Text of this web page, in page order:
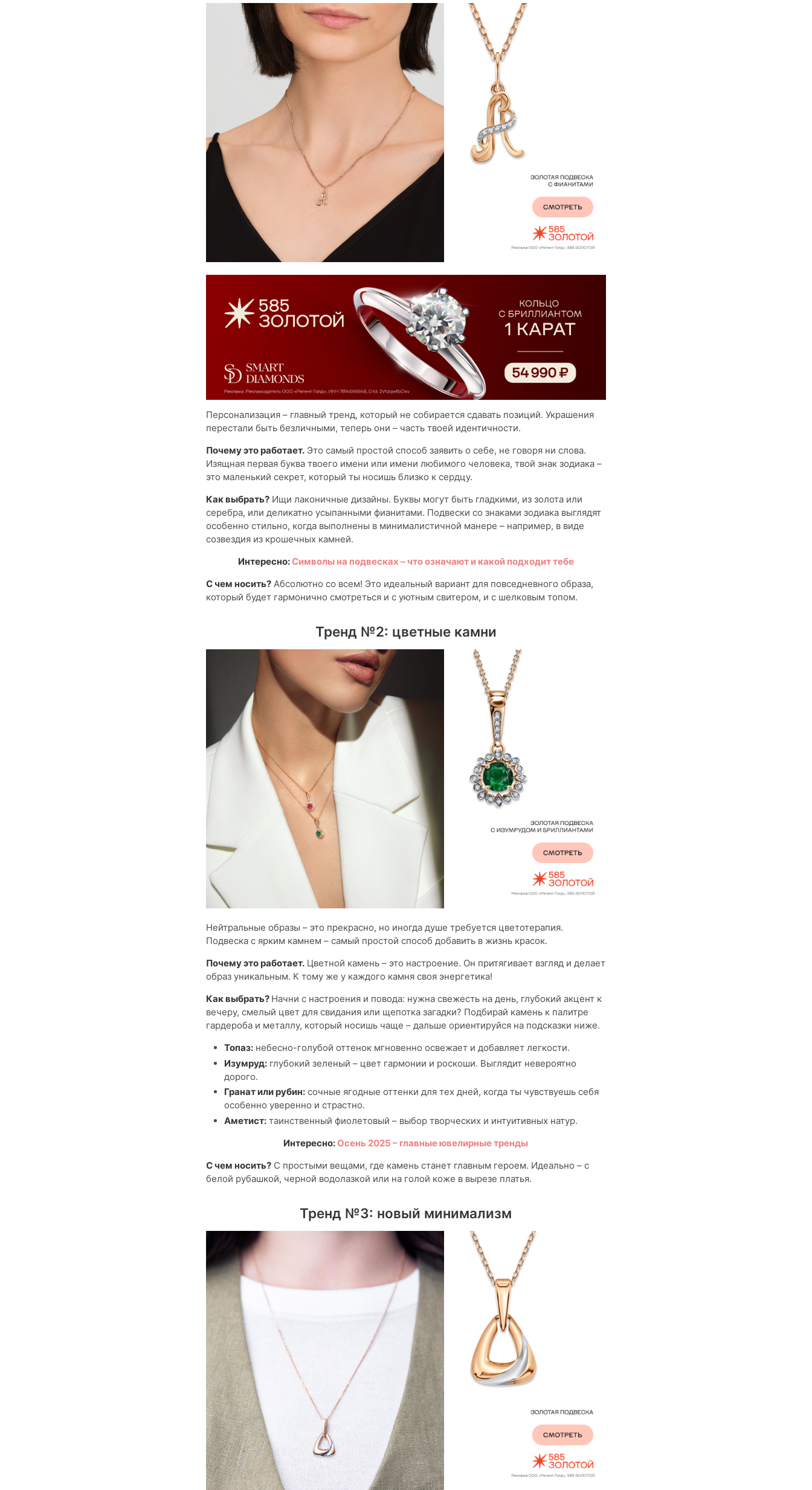
Персонализация – главный тренд, который не собирается сдавать позиций. Украшения
перестали быть безличными, теперь они – часть твоей идентичности.
Почему это работает.Это самый простой способ заявить о себе, не говоря ни слова.
Изящная первая буква твоего имени или имени любимого человека, твой знак зодиака –
это маленький секрет, который ты носишь близко к сердцу.
Как выбрать?Ищи лаконичные дизайны. Буквы могут быть гладкими, из золота или
серебра, или деликатно усыпанными фианитами. Подвески со знаками зодиака выглядят
особенно стильно, когда выполнены в минималистичной манере – например, в виде
созвездия из крошечных камней.
Интересно:Символы на подвесках – что означают и какой подходит тебе
С чем носить?Абсолютно со всем! Это идеальный вариант для повседневного образа,
который будет гармонично смотреться и с уютным свитером, и с шелковым топом.
Тренд №2: цветные камни
Нейтральные образы – это прекрасно, но иногда душе требуется цветотерапия.
Подвеска с ярким камнем – самый простой способ добавить в жизнь красок.
Почему это работает.Цветной камень – это настроение. Он притягивает взгляд и делает
образ уникальным. К тому же у каждого камня своя энергетика!
Как выбрать? Начни с настроения и повода: нужна свежесть на день, глубокий акцент к
вечеру, смелый цвет для свидания или щепотка загадки? Подбирай камень к палитре
гардероба и металлу, который носишь чаще – дальше ориентируйся на подсказки ниже.
Топаз:небесно-голубой оттенок мгновенно освежает и добавляет легкости.
Изумруд:глубокий зеленый – цвет гармонии и роскоши. Выглядит невероятно
дорого.
Гранат или рубин:сочные ягодные оттенки для тех дней, когда ты чувствуешь себя
особенно уверенно и страстно.
Аметист:таинственный фиолетовый – выбор творческих и интуитивных натур.
Интересно:Осень 2025 – главные ювелирные тренды
С чем носить?С простыми вещами, где камень станет главным героем. Идеально – с
белой рубашкой, черной водолазкой или на голой коже в вырезе платья.
Тренд №3: новый минимализм